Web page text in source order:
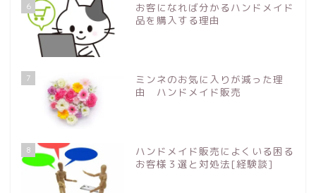
6
お客になれば分かるハンドメイド
品を購入する理由
7
ミンネのお気に入りが減った理
由 ハンドメイド販売
8
ハンドメイド販売によくいる困る
お客様３選と対処法[経験談]